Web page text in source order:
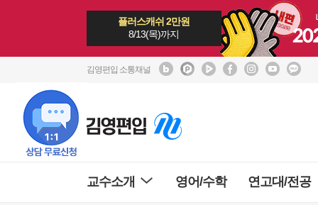
플러스캐쉬 2만원
8/13(목)까지
김영편입 소통채널
교수소개 영어/수학 연고대/전공